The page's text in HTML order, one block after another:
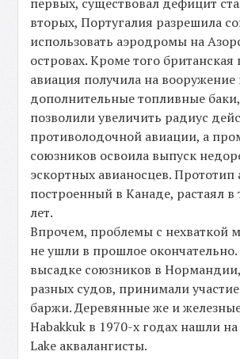
первых, существовал дефицит
вторых, Португалия разрешила
использовать аэродромы на
островах. Кроме того британская
авиация получила на
дополнительные топливные
позволили увеличить радиус
противолодочной авиации, а
союзников освоила выпуск
эскортных авианосцев. Прототип
построенный в Канаде, растаял в
лет.
Впрочем, проблемы с нехваткой
не ушли в прошлое
высадке союзников в
разных судов, принимали
баржи. Деревянные же и
Habakkuk в 1970-х годах нашли
Lake аквалангисты.